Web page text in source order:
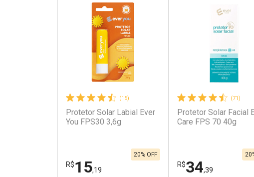
(15)
Protetor Solar Labial Ever
You FPS30 3,6g
R$15,19
20% OFF
(71)
Protetor Solar Facial
Care FPS 70 40g
R$34,39